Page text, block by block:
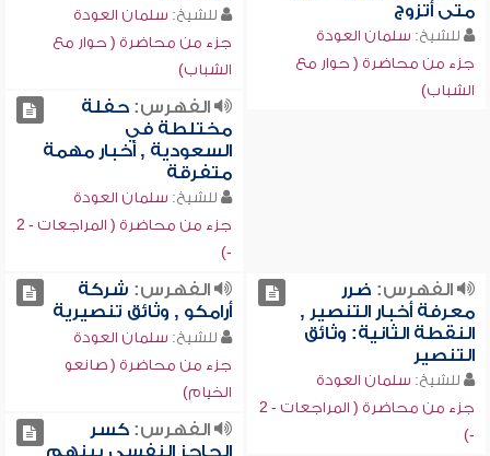
متى أتزوج
للشيخ: سلمان العودة
جزء من محاضرة ( حوار مع
الشباب)
للشيخ: سلمان العودة
جزء من محاضرة ( حوار مع
الشباب)
الفهرس:حفلة
مختلطة في
السعودية , أخبار مهمة
متفرقة
للشيخ: سلمان العودة
جزء من محاضرة ( المراجعات - 2
-)
الفهرس: ضرر
معرفة أخبار التنصير ,
النقطة الثانية: وثائق
التنصير
للشيخ: سلمان العودة
جزء من محاضرة ( المراجعات - 2
-)
الفهرس: شركة
أرامكو , وثائق تنصيرية
للشيخ: سلمان العودة
جزء من محاضرة ( صانعو
الخيام)
الفهرس:كسر
الحاجز النفسي بينهم